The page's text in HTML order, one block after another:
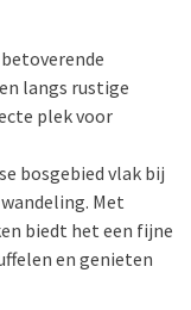
langs rustige
plek voor
bosgebied vlak bij
Met
biedt het een fijne
en genieten